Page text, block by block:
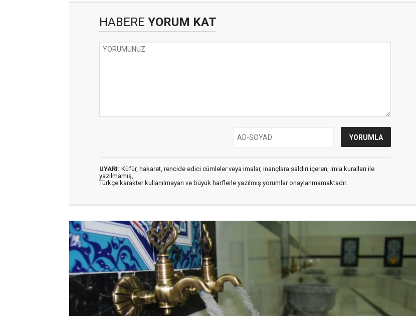
HABERE YORUM KAT
UYARI: Küfür, hakaret, rencide edici cümleler veya imalar, inançlara saldırı içeren, imla kuralları ile
yazılmamış,
Türkçe karakter kullanılmayan ve büyük harflerle yazılmış yorumlar onaylanmamaktadır.